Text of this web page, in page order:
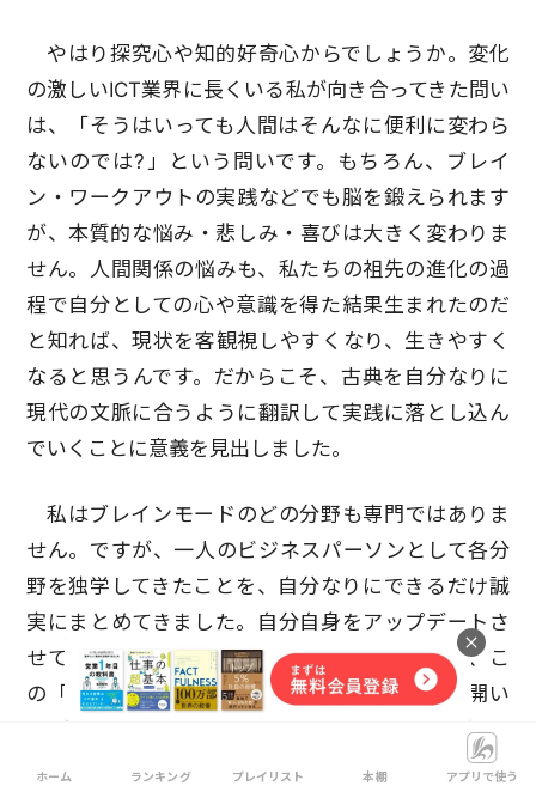
やはり探究心や知的好奇心からでしょうか。変化
の激しいICT業界に長くいる私が向き合ってきた問い
は、「そうはいっても人間はそんなに便利に変わら
ないのでは?」という問いです。もちろん、ブレイ
ン・ワークアウトの実践などでも脳を鍛えられます
が、本質的な悩み・悲しみ・喜びは大きく変わりま
せん。人間関係の悩みも、私たちの祖先の進化の過
程で自分としての心や意識を得た結果生まれたのだ
と知れば、現状を客観視しやすくなり、生きやすく
なると思うんです。だからこそ、古典を自分なりに
現代の文脈に合うように翻訳して実践に落とし込ん
でいくことに意義を見出しました。
私はブレインモードのどの分野も専門ではありま
せん。ですが、一人のビジネスパーソンとして各分
野を独学してきたことを、自分なりにできるだけ誠
実にまとめてきました。自分自身をアップデートさ
せて、よりよい未来を築きたいと考える方々が、こ
の「探究と実践の書」を気になるところから開い
ホーム ランキング プレイリスト 本棚 アプリで使う